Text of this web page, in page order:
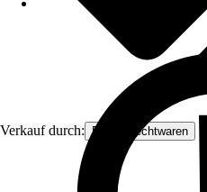
Verkauf durch: Frank Flechtwaren